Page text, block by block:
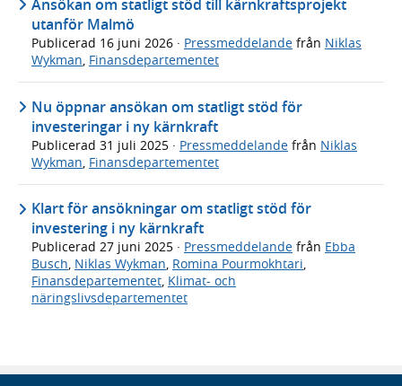
Ansökan om statligt stöd till kärnkraftsprojekt
utanför Malmö
Publicerad 16 juni 2026 · Pressmeddelande från Niklas
Wykman, Finansdepartementet
Nu öppnar ansökan om statligt stöd för
investeringar i ny kärnkraft
Publicerad 31 juli 2025 · Pressmeddelande från Niklas
Wykman Finansdepartementet
Klart för ansökningar om statligt stöd för
investering i ny kärnkraft
Publicerad 27 juni 2025 · Pressmeddelande från Ebba
Busch, Niklas Wykman, Romina Pourmokhtari,
Finansdepartementet, Klimat- och
näringslivsdepartementet